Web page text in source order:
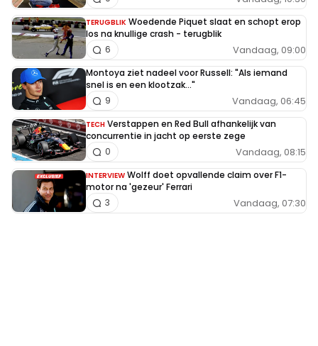
TERUGBLIK Woedende Piquet slaat en schopt erop
los na knullige crash - terugblik
Vandaag, 09:00
6
Montoya ziet nadeel voor Russell: "Als iemand
snel is en een klootzak..."
Vandaag, 06:45
9
TECH Verstappen en Red Bull afhankelijk van
concurrentie in jacht op eerste zege
Vandaag, 08:15
0
INTERVIEW Wolff doet opvallende claim over F1-
motor na 'gezeur' Ferrari
Vandaag, 07:30
3